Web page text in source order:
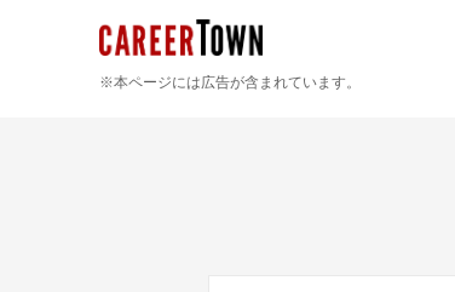
※本ページには広告が含まれています。